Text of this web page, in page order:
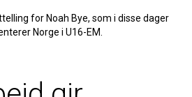
for Noah Bye, som i disse dager
Norge i U16-EM.